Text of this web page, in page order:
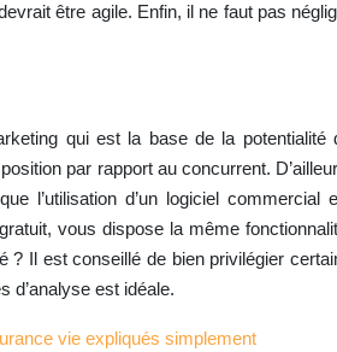
être agile. Enfin, il ne faut pas
qui est la base de la potentialité
par rapport au concurrent.
l’utilisation d’un logiciel commercial
vous dispose la même
? Il est conseillé de bien privilégier
d’analyse est idéale.
vie expliqués simplement